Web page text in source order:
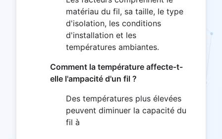
matériau du fil, sa taille, le type
d'isolation, les conditions
d'installation et les
températures ambiantes.
Comment la température affecte-t-
elle l'ampacité d'un fil ?
Des températures plus élevées
peuvent diminuer la capacité du
fil à